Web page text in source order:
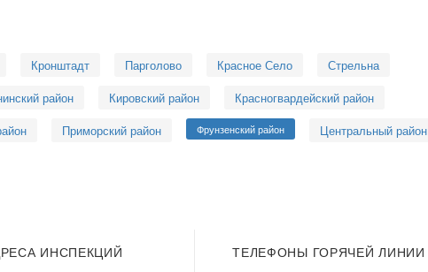
Кронштадт Парголово Красное Село
Стрельна
район Кировский район
Красногвардейский район
Приморский район Фрунзенский район
Центральный район
ИНСПЕКЦИЙ
ТЕЛЕФОНЫ ГОРЯЧЕЙ ЛИНИИ